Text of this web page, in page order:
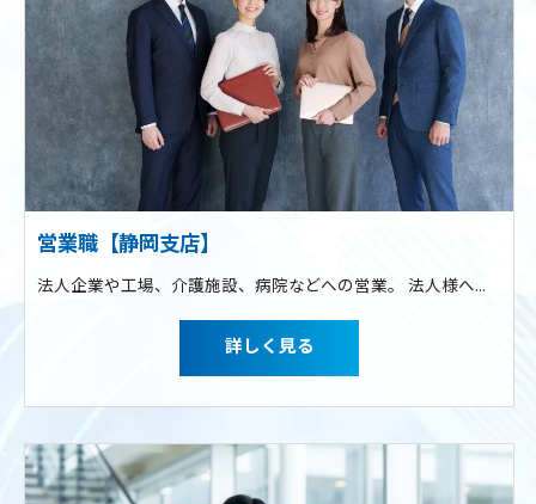
営業職【静岡支店】
法人企業や工場、介護施設、病院などへの営業。 法人様へ訪問し、サービスの提案から契約の受注をしていただきます。 専門家相談できるポータルサイトの販売、DXコンサルから足元支援に至るまでのサポートサービス
詳しく見る